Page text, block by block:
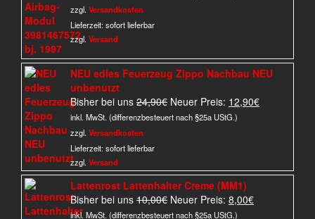
zzgl. Versandkosten
Lieferzeit:sofort lieferbar
zzgl. Versand
NEU edles Feuerzeug Zippo Nachbau NEU
unbenutzt
Bisher bei uns 24,90€ Ursprünglicher
Preis
Neuer Preis: 12,90€Aktueller
inkl. MwSt. (differenzbesteuert nach §25a UStG.)
zzgl. Versandkosten
Lieferzeit:sofort lieferbar
zzgl. Versand
Lattenrost Lattenhalter Creme (MM1)
Bisher bei uns 10,00€ Ursprünglicher
Preis
Neuer Preis: 8,00€Aktueller
inkl. MwSt. (differenzbesteuert nach §25a UStG.)